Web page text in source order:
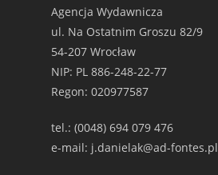
Agencja Wydawnicza
ul. Na Ostatnim Groszu 82/9
54-207 Wrocław
NIP: PL 886-248-22-77
Regon: 020977587
tel.: (0048) 694 079 476
e-mail: j.danielak@ad-fontes.pl